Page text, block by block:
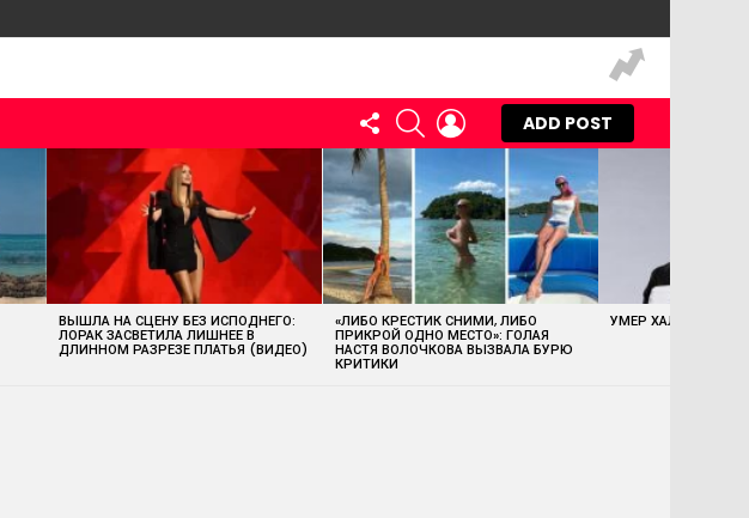
FOLLOW
US
SEARCHLOGIN
ADD POST
ВЫШЛА НА СЦЕНУ БЕЗ ИСПОДНЕГО:
ЛОРАК ЗАСВЕТИЛА ЛИШНЕЕ В
ДЛИННОМ РАЗРЕЗЕ ПЛАТЬЯ (ВИДЕО)
«ЛИБО КРЕСТИК СНИМИ, ЛИБО
ПРИКРОЙ ОДНО МЕСТО»: ГОЛАЯ
НАСТЯ ВОЛОЧКОВА ВЫЗВАЛА БУРЮ
КРИТИКИ
УМЕР ХАЛК ХОГАН